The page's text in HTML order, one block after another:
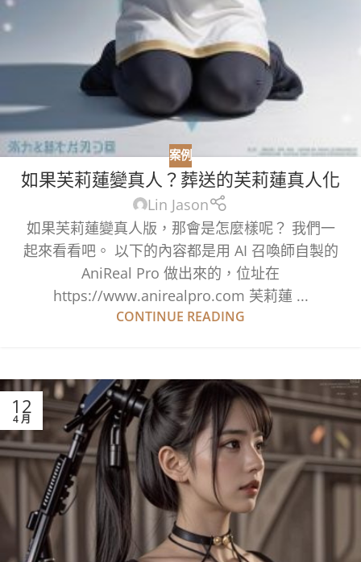
案例
如果芙莉蓮變真人？葬送的芙莉蓮真人化
Lin Jason
如果芙莉蓮變真人版，那會是怎麼樣呢？ 我們一
起來看看吧。 以下的內容都是用 AI 召喚師自製的
AniReal Pro 做出來的，位址在
https://www.anirealpro.com 芙莉蓮 ...
CONTINUE READING
12
4 月